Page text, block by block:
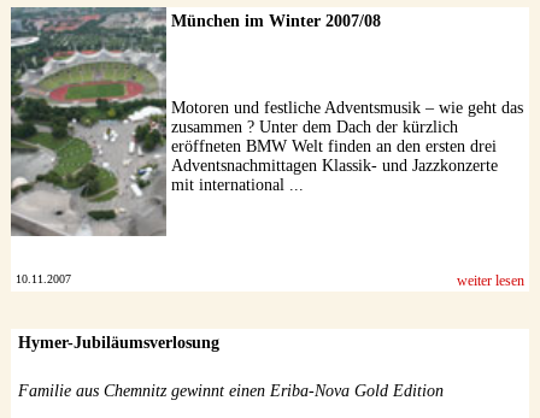
München im Winter 2007/08
Motoren und festliche Adventsmusik – wie geht das
zusammen ? Unter dem Dach der kürzlich
eröffneten BMW Welt finden an den ersten drei
Adventsnachmittagen Klassik- und Jazzkonzerte
mit international ...
10.11.2007 weiter lesen
Hymer-Jubiläumsverlosung
Familie aus Chemnitz gewinnt einen Eriba-Nova Gold Edition